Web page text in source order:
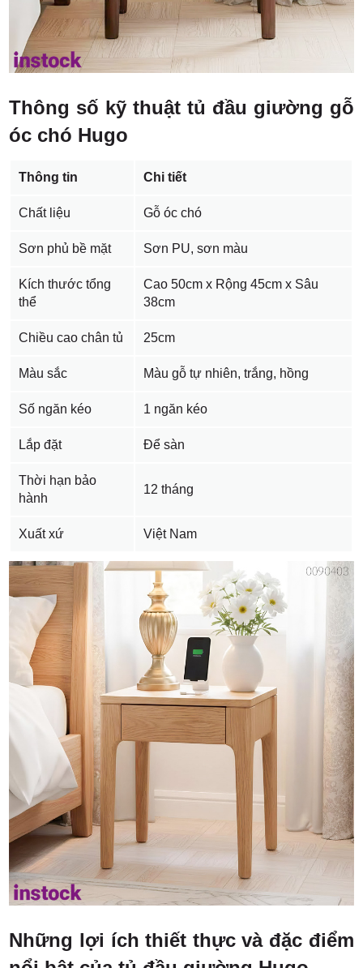
Thông số kỹ thuật tủ đầu giường gỗ
óc chó Hugo
Thông tin Chi tiết
Chất liệu Gỗ óc chó
Sơn phủ bề mặt Sơn PU, sơn màu
Kích thước tổng
thể
Cao 50cm x Rộng 45cm x Sâu
38cm
Chiều cao chân tủ 25cm
Màu sắc Màu gỗ tự nhiên, trắng, hồng
Số ngăn kéo 1 ngăn kéo
Lắp đặt Để sàn
Thời hạn bảo
hành
12 tháng
Xuất xứ Việt Nam
Những lợi ích thiết thực và đặc điểm